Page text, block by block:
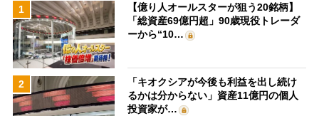
1
【億り人オールスターが狙う20銘柄】
「総資産69億円超」90歳現役トレーダ
ーから“10…
2
「キオクシアが今後も利益を出し続け
るかは分からない」資産11億円の個人
投資家が…